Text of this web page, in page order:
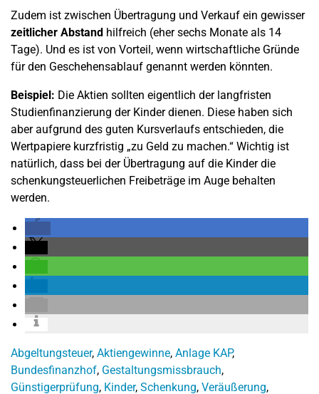
Zudem ist zwischen Übertragung und Verkauf ein gewisser
zeitlicher Abstand hilfreich (eher sechs Monate als 14
Tage). Und es ist von Vorteil, wenn wirtschaftliche Gründe
für den Geschehensablauf genannt werden könnten.
Beispiel: Die Aktien sollten eigentlich der langfristen
Studienfinanzierung der Kinder dienen. Diese haben sich
aber aufgrund des guten Kursverlaufs entschieden, die
Wertpapiere kurzfristig „zu Geld zu machen.“ Wichtig ist
natürlich, dass bei der Übertragung auf die Kinder die
schenkungsteuerlichen Freibeträge im Auge behalten
werden.
Abgeltungsteuer, Aktiengewinne, Anlage KAP,
Bundesfinanzhof, Gestaltungsmissbrauch,
Günstigerprüfung, Kinder, Schenkung, Veräußerung,